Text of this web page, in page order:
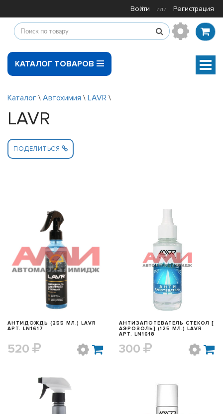
Войти или Регистрация
КАТАЛОГ ТОВАРОВ
Каталог \ Автохимия \ LAVR \
LAVR
ПОДЕЛИТЬСЯ
БЫСТРЫЙ ПРОСМОТР
АНТИДОЖДЬ (255 МЛ.) LAVR
АРТ. LN1617
520
БЫСТРЫЙ ПРОСМОТР
АНТИЗАПОТЕВАТЕЛЬ СТЕКОЛ [
АЭРОЗОЛЬ] (125 МЛ.) LAVR
АРТ. LN1618
300